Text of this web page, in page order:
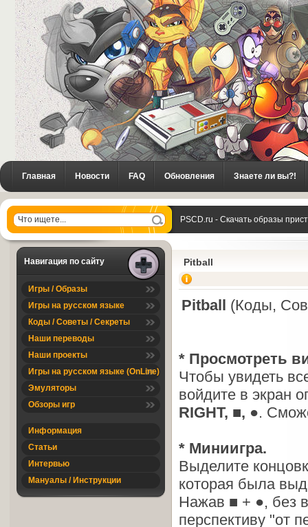
Главная Новости FAQ Обновления Знаете ли вы?!
PSCD.ru - Скачать образы
Навигация по сайту
Игры / Образы
Игры на русском языке
Коды / Советы / Секреты
Наши переводы
Наши проекты
Игры на русском языке (OnLine)
Эмуляторы
Обзоры игр
Информация
Статьи
Интервью
Мануалы / Инструкции
Pitball
Pitball (Коды,
* Просмотреть
Чтобы увидеть
войдите в экран
RIGHT, ■, ●.
* Миниигра.
Выделите
которая была
Нажав ■ + ●, без
перспективу "от